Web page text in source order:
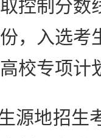
控制分数
，入选考
校专项计
地招生考